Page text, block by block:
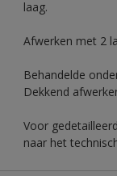
laag.
Afwerken met 2
Behandelde
Dekkend
Voor
naar het